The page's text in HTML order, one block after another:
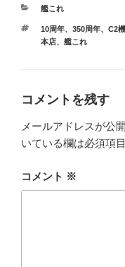
カ
ゴ
リ
艦これ
タ
グ
10周年、 350周年、 C2
本店、 艦これ
コメントを残す
メールアドレスが公
いている欄は必須項
コメント ※